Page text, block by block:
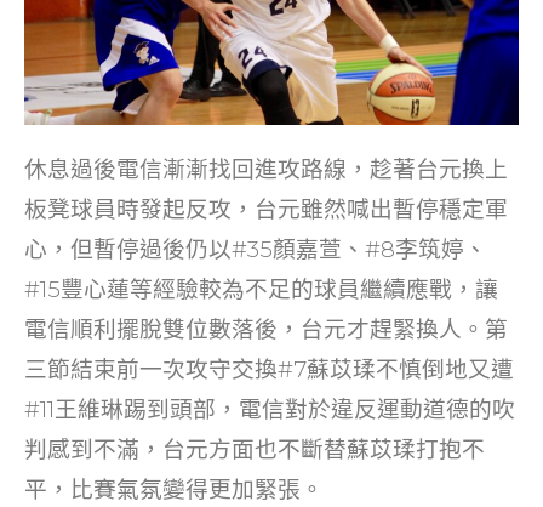
休息過後電信漸漸找回進攻路線，趁著台元換上
板凳球員時發起反攻，台元雖然喊出暫停穩定軍
心，但暫停過後仍以#35顏嘉萱、#8李筑婷、
#15豐心蓮等經驗較為不足的球員繼續應戰，讓
電信順利擺脫雙位數落後，台元才趕緊換人。第
三節結束前一次攻守交換#7蘇苡瑈不慎倒地又遭
#11王維琳踢到頭部，電信對於違反運動道德的吹
判感到不滿，台元方面也不斷替蘇苡瑈打抱不
平，比賽氣氛變得更加緊張。